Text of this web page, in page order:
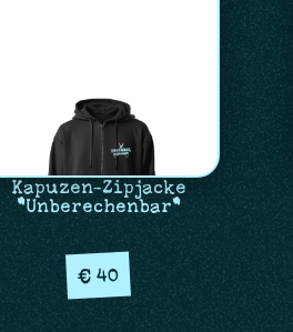
Kapuzen-Zipjacke
"Unberechenbar"
€ 40